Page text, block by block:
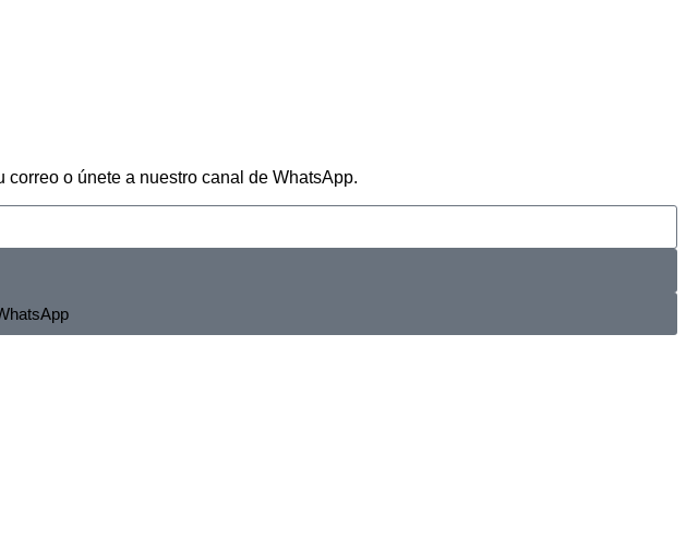
o únete a nuestro canal de WhatsApp.